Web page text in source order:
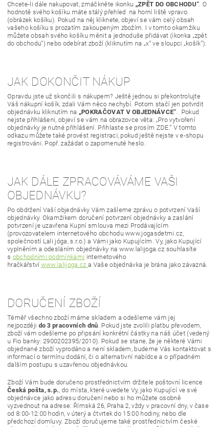
Chcete-li dále nakupovat, zmáčkněte ikonku „ZPĚT DO OBCHODU“. O
hodnotě svého košíku máte stálý přehled na horní liště vpravo
(obrázek košíku). Pokud na něj kliknete, objeví se vám celý obsah
vašeho košíku s prozatím zakoupeným zbožím. I v tomto okamžiku
můžete obsah svého košíku měnit a jednoduše přidávat (ikonka „zpět
do obchodu“) nebo odebírat zboží (kliknutím na „x“ ve sloupci „košík“).
JAK DOKONČIT NÁKUP
Opravdu jste už skončili s nákupem? Ještě jednou si překontrolujte
Váš nákupní košík, zdali Vám něco nechybí. Potom stačí jen potvrdit
objednávku kliknutím na „POKRAČOVAT V OBJEDNÁVCE“. Pokud
nejste přihlášeni, objeví se vám na obrazovce věta: „Pro vytvoření
objednávky je nutné přihlášení. Přihlaste se prosím ZDE.“ V tomto
odkazu můžete také provést registraci, pokud ještě nejste v e-shopu
registrováni. Popř. zažádat o zapomenuté heslo.
JAK DÁLE ZPRACOVÁVÁME VAŠI
OBJEDNÁVKU?
Po obdržení Vaší objednávky Vám zašleme zprávu o potvrzení Vaší
objednávky. Okamžikem doručení potvrzení objednávky a zaslání
potvrzení je uzavřena Kupní smlouva mezi Prodávajícím
(provozovatelem internetového obchodu www.jogasdetmi.cz,
společností Lali jóga, s.r.o.) a Vámi jako Kupujícím. Vy, jako Kupující
vyplněním a odesláním objednávky na www.lalijoga.cz souhlasíte
s obchodními podmínkami internetového
hračkářství www.lalijoga.cz a Vaše objednávka je brána jako závazná.
DORUČENÍ ZBOŽÍ
Téměř všechno zboží máme skladem a odešleme vám jej
nejpozději do 3 pracovních dnů. Pokud jste zvolili platbu převodem,
zboží vám odešleme po připsání konkrétní částky na náš účet (vedený
u Fio banky: 2900202395/2010). Pokud se stane, že je některé Vámi
objednané zboží vyprodáno a není skladem, budeme Vás kontaktovat s
informací o termínu dodání, či o alternativní nabídce a o případném
dalším postupu s uzavřenou objednávkou.
Zboží Vám bude doručeno prostřednictvím držitele poštovní licence
Česká pošta, s.p., do místa, které uvedete Vy, jako Kupující ve své
objednávce jako adresu doručení nebo si ho můžete osobně
vyzvednout na adrese: Římská 26, Praha 2, vždy v pracovní dny, v čase
od 8:00-12:00 hodin, v úterý a čtvrtek do 15:00 hodiny, nebo dle
předchozí domluvy. Zboží doručujeme také prostřednictvím české